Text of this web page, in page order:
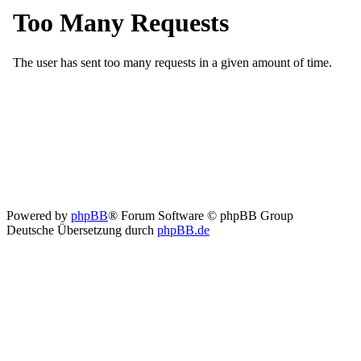
Powered by phpBB® Forum Software © phpBB Group
Deutsche Übersetzung durch phpBB.de